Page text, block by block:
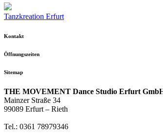
Tanzkreation Erfurt
Kontakt
Öffnungszeiten
Sitemap
THE MOVEMENT Dance Studio Erfurt
Mainzer Straße 34
99089 Erfurt – Rieth
Tel.: 0361 78979346